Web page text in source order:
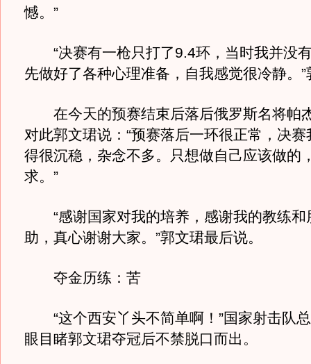
憾。”
“决赛有一枪只打了9.4环，当时我并没
先做好了各种心理准备，自我感觉很冷静。
在今天的预赛结束后落后俄罗斯名将帕
对此郭文珺说：“预赛落后一环很正常，决
得很沉稳，杂念不多。只想做自己应该做的
求。”
“感谢国家对我的培养，感谢我的教练和
助，真心谢谢大家。”郭文珺最后说。
夺金历练：苦
“这个西安丫头不简单啊！”国家射击队
眼目睹郭文珺夺冠后不禁脱口而出。